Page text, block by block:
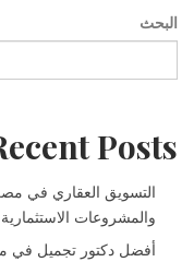
البحث
Posts
التسويق العقاري في
والمشروعات الاستثمارية
أفضل دكتور تجميل في